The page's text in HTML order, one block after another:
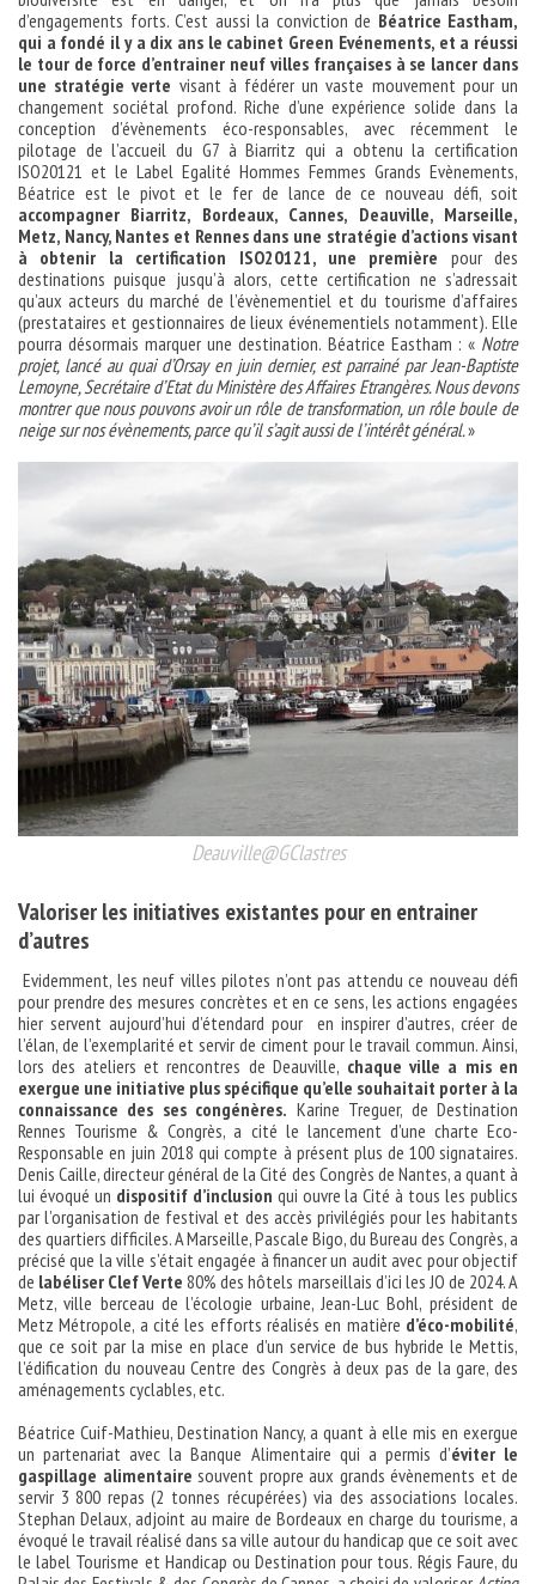
d’engagements forts. C’est aussi la conviction de Béatrice Eastham,
qui a fondé il y a dix ans le cabinet Green Evénements, et a réussi
le tour de force d’entrainer neuf villes françaises à se lancer dans
une stratégie verte visant à fédérer un vaste mouvement pour un
changement sociétal profond. Riche d’une expérience solide dans la
conception d’évènements éco-responsables, avec récemment le
pilotage de l’accueil du G7 à Biarritz qui a obtenu la certification
ISO20121 et le Label Egalité Hommes Femmes Grands Evènements,
Béatrice est le pivot et le fer de lance de ce nouveau défi, soit
accompagner Biarritz, Bordeaux, Cannes, Deauville, Marseille,
Metz, Nancy, Nantes et Rennes dans une stratégie d’actions visant
à obtenir la certification ISO20121, une première pour des
destinations puisque jusqu’à alors, cette certification ne s’adressait
qu’aux acteurs du marché de l’évènementiel et du tourisme d’affaires
(prestataires et gestionnaires de lieux événementiels notamment). Elle
pourra désormais marquer une destination. Béatrice Eastham : « Notre
projet, lancé au quai d’Orsay en juin dernier, est parrainé par Jean-Baptiste
Lemoyne, Secrétaire d’Etat du Ministère des Affaires Etrangères. Nous devons
montrer que nous pouvons avoir un rôle de transformation, un rôle boule de
neige sur nos évènements, parce qu’il s’agit aussi de l’intérêt général.»
Deauville@GClastres
Valoriser les initiatives existantes pour en entrainer
d’autres
Evidemment, les neuf villes pilotes n’ont pas attendu ce nouveau défi
pour prendre des mesures concrètes et en ce sens, les actions engagées
hier servent aujourd’hui d’étendard pour en inspirer d’autres, créer de
l’élan, de l’exemplarité et servir de ciment pour le travail commun. Ainsi,
lors des ateliers et rencontres de Deauville, chaque ville a mis en
exergue une initiative plus spécifique qu’elle souhaitait porter à la
connaissance des ses congénères. Karine Treguer, de Destination
Rennes Tourisme & Congrès, a cité le lancement d’une charte Eco-
Responsable en juin 2018 qui compte à présent plus de 100 signataires.
Denis Caille, directeur général de la Cité des Congrès de Nantes, a quant à
lui évoqué un dispositif d’inclusion qui ouvre la Cité à tous les publics
par l’organisation de festival et des accès privilégiés pour les habitants
des quartiers difficiles. A Marseille, Pascale Bigo, du Bureau des Congrès, a
précisé que la ville s’était engagée à financer un audit avec pour objectif
de labéliser Clef Verte 80% des hôtels marseillais d’ici les JO de 2024. A
Metz, ville berceau de l’écologie urbaine, Jean-Luc Bohl, président de
Metz Métropole, a cité les efforts réalisés en matière d’éco-mobilité,
que ce soit par la mise en place d’un service de bus hybride le Mettis,
l’édification du nouveau Centre des Congrès à deux pas de la gare, des
aménagements cyclables, etc.
Béatrice Cuif-Mathieu, Destination Nancy, a quant à elle mis en exergue
un partenariat avec la Banque Alimentaire qui a permis d’éviter le
gaspillage alimentaire souvent propre aux grands évènements et de
servir 3 800 repas (2 tonnes récupérées) via des associations locales.
Stephan Delaux, adjoint au maire de Bordeaux en charge du tourisme, a
évoqué le travail réalisé dans sa ville autour du handicap que ce soit avec
le label Tourisme et Handicap ou Destination pour tous. Régis Faure, du